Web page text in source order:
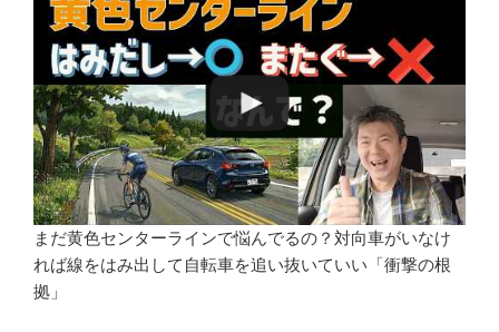
まだ黄色センターラインで悩んでるの？対向車がいなけ
れば線をはみ出して自転車を追い抜いていい「衝撃の根
拠」